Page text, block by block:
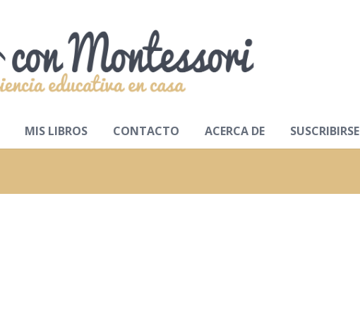
MIS LIBROS CONTACTO ACERCA DE SUSCRIBIRSE